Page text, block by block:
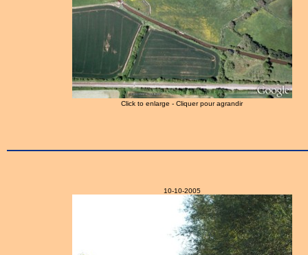
Click to enlarge - Cliquer pour agrandir
10-10-2005